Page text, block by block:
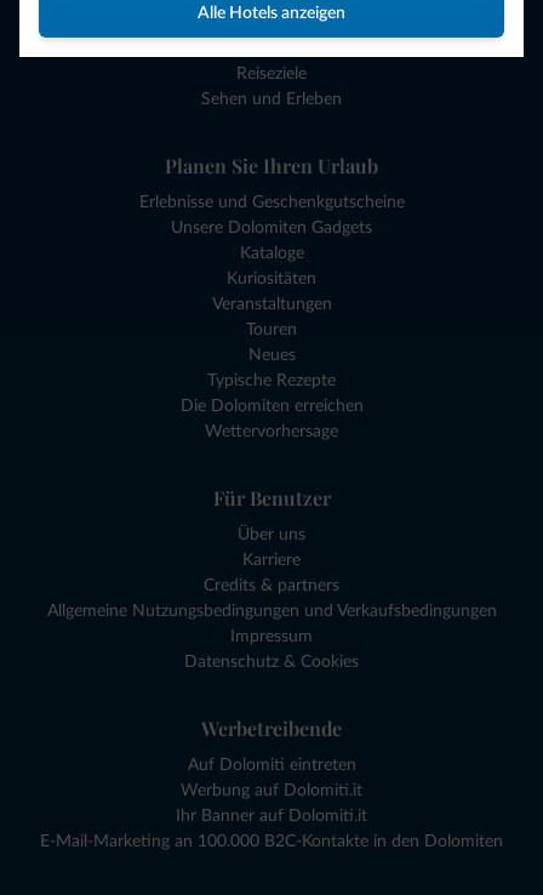
Alle Hotels anzeigen
Lokale Geschäfte
Reiseziele
Sehen und Erleben
Planen Sie Ihren Urlaub
Erlebnisse und Geschenkgutscheine
Unsere Dolomiten Gadgets
Kataloge
Kuriositäten
Veranstaltungen
Touren
Neues
Typische Rezepte
Die Dolomiten erreichen
Wettervorhersage
Für Benutzer
Über uns
Karriere
Credits & partners
Allgemeine Nutzungsbedingungen und Verkaufsbedingungen
Impressum
Datenschutz & Cookies
Werbetreibende
Auf Dolomiti eintreten
Werbung auf Dolomiti.it
Ihr Banner auf Dolomiti.it
E-Mail-Marketing an 100.000 B2C-Kontakte in den Dolomiten